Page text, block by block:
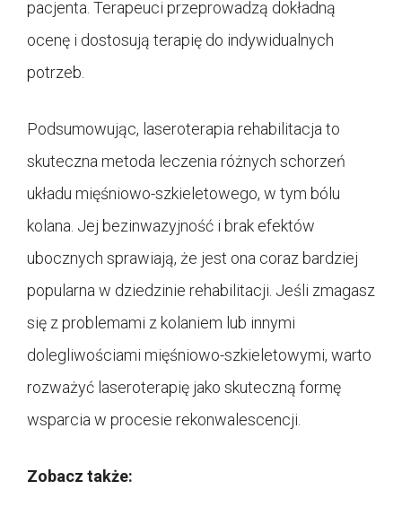
pacjenta. Terapeuci przeprowadzą dokładną
ocenę i dostosują terapię do indywidualnych
potrzeb.
Podsumowując, laseroterapia rehabilitacja to
skuteczna metoda leczenia różnych schorzeń
układu mięśniowo-szkieletowego, w tym bólu
kolana. Jej bezinwazyjność i brak efektów
ubocznych sprawiają, że jest ona coraz bardziej
popularna w dziedzinie rehabilitacji. Jeśli zmagasz
się z problemami z kolaniem lub innymi
dolegliwościami mięśniowo-szkieletowymi, warto
rozważyć laseroterapię jako skuteczną formę
wsparcia w procesie rekonwalescencji.
Zobacz także: